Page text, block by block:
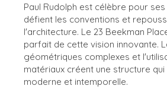
Paul Rudolph est célèbre pour
défient les conventions et
l'architecture. Le 23 Beekman
parfait de cette vision innovante.
géométriques complexes et
matériaux créent une structure
moderne et intemporelle.